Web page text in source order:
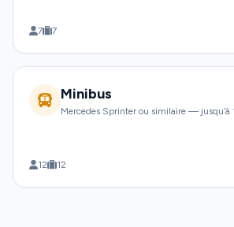
7 7
Minibus
Mercedes Sprinter ou similaire — jusqu’à
12 12